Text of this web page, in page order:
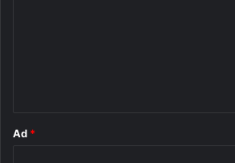
Ad *